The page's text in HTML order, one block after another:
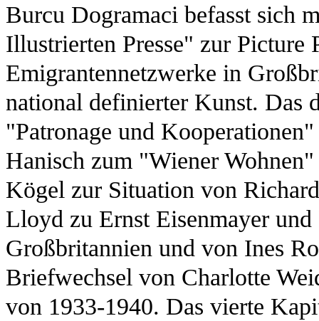
Burcu Dogramaci befasst sich
Illustrierten Presse" zur Picture
Emigrantennetzwerke in
national definierter Kunst. Das
"Patronage und
Hanisch zum "Wiener
Kögel zur Situation von
Lloyd zu Ernst Eisenmayer
Großbritannien und von Ines
Briefwechsel von Charlotte
von 1933-1940. Das vierte